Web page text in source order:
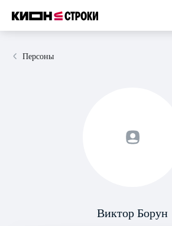
Персоны
Виктор Борун